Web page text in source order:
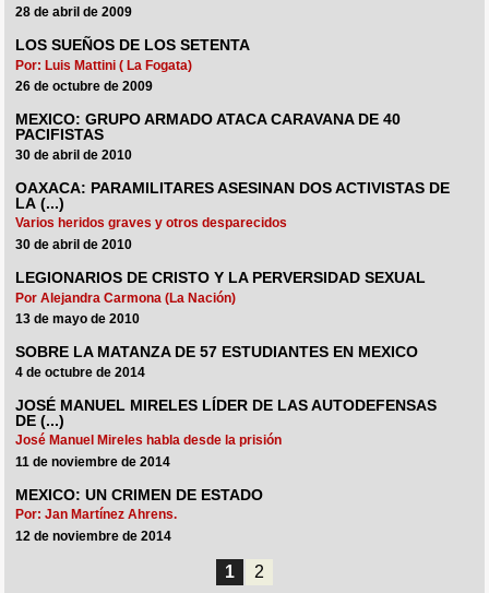
28 de abril de 2009
LOS SUEÑOS DE LOS SETENTA
Por: Luis Mattini ( La Fogata)
26 de octubre de 2009
MEXICO: GRUPO ARMADO ATACA CARAVANA DE 40
PACIFISTAS
30 de abril de 2010
OAXACA: PARAMILITARES ASESINAN DOS ACTIVISTAS DE
LA (...)
Varios heridos graves y otros desparecidos
30 de abril de 2010
LEGIONARIOS DE CRISTO Y LA PERVERSIDAD SEXUAL
Por Alejandra Carmona (La Nación)
13 de mayo de 2010
SOBRE LA MATANZA DE 57 ESTUDIANTES EN MEXICO
4 de octubre de 2014
JOSÉ MANUEL MIRELES LÍDER DE LAS AUTODEFENSAS
DE (...)
José Manuel Mireles habla desde la prisión
11 de noviembre de 2014
MEXICO: UN CRIMEN DE ESTADO
Por: Jan Martínez Ahrens.
12 de noviembre de 2014
1 2